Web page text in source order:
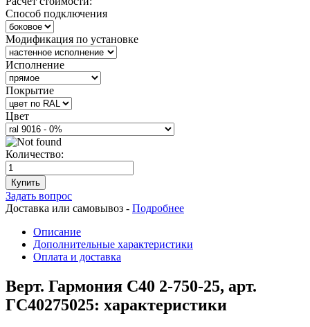
Способ подключения
Модификация по установке
Исполнение
Покрытие
Цвет
Количество:
Купить
Задать вопрос
Доставка или самовывоз - Подробнее
Описание
Дополнительные характеристики
Оплата и доставка
Верт. Гармония С40 2-750-25, арт.
ГС40275025: характеристики